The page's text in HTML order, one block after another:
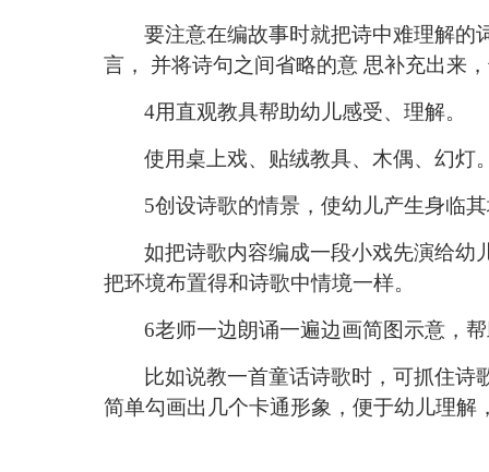
要注意在编故事时就把诗中难理解的
言，
并将诗句之间省略的意 思补充出来
4用直观教具帮助幼儿感受、理解。
使用桌上戏、贴绒教具、木偶、幻灯
5创设诗歌的情景，使幼儿产生身临
如把诗歌内容编成一段小戏先演给幼
把环境布置得和诗歌中情境一样。
6老师一边朗诵一遍边画简图示意，
比如说教一首童话诗歌时，可抓住
简单勾画出几个卡通形象，便于幼儿理